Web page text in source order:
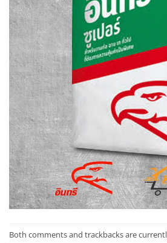
Both comments and trackbacks are